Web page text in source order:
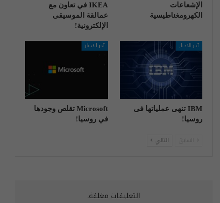
الإشعاعات
الكهرومغناطيسية
IKEA في تعاون مع
عمالقة الموسيقى
الإلكترونية!
آخر الاخبار
IBM تنهی عملیاتها فی
روسیا!
آخر الاخبار
Microsoft تقلص وجودها
في روسيا!
التالي
التعليقات مغلقة.